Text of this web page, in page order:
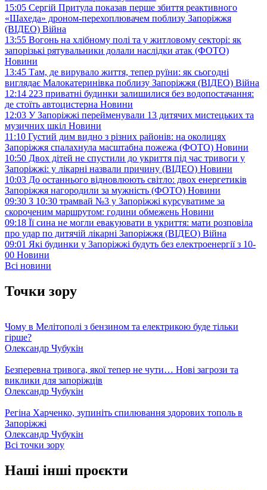
15:05 Сергій Притула показав перше збиття реактивного
«Шахеда» дроном-перехоплювачем поблизу Запоріжжя
(ВІДЕО) Війна
13:55 Вогонь на хлібному полі та у житловому секторі: як
запорізькі рятувальники долали наслідки атак (ФОТО)
Новини
13:45 Там, де вирувало життя, тепер руїни: як сьогодні
виглядає Малокатеринівка поблизу Запоріжжя (ВІДЕО) Війна
12:14 223 приватні будинки залишилися без водопостачання:
де стоїть автоцистерна Новини
12:03 У Запоріжжі перейменували 13 дитячих мистецьких та
музичних шкіл Новини
11:10 Густий дим видно з різних районів: на околицях
Запоріжжя спалахнула масштабна пожежа (ФОТО) Новини
10:50 Двох дітей не спустили до укриття під час тривоги у
Запоріжжі: у лікарні назвали причину (ВІДЕО) Новини
10:03 До останнього відновлюють світло: двох енергетиків
Запоріжжя нагородили за мужність (ФОТО) Новини
09:30 З 10:30 трамвай №3 у Запоріжжі курсуватиме за
скороченим маршрутом: години обмежень Новини
09:18 Її сина не могли евакуювати в укриття: мати розповіла
про удар по дитячій лікарні Запоріжжя (ВІДЕО) Війна
09:01 Які будинки у Запоріжжі будуть без електроенергії з 10-
00 Новини
Всі новини
Точки зору
Чому в Мелітополі з бензином та електрикою буде тільки
гірше?
Олександр Чубукін
Безперевна тривога, якої тепер не чути… Нові загрози та
виклики для запоріжців
Олександр Чубукін
Регіна Харченко, зупиніть спилювання здорових тополь в
Запоріжжі
Олександр Чубукін
Всі точки зору
Наші інші проєкти